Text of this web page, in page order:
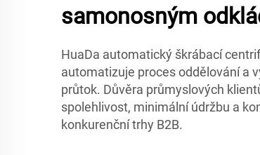
samonosným
HuaDa automatický škrábací
automatizuje proces oddělování a
průtok. Důvěra průmyslových
spolehlivost, minimální údržbu a
konkurenční trhy B2B.